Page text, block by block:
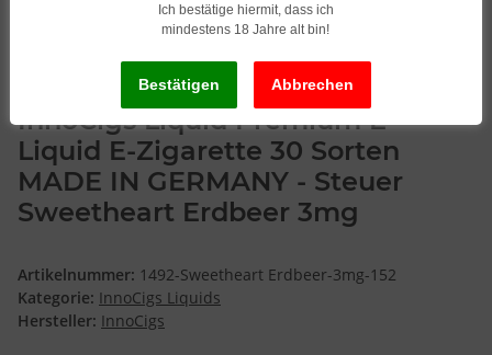
InnoCigs Liquid Premium E-
Liquid E-Zigarette 30 Sorten
MADE IN GERMANY - Steuer
Sweetheart Erdbeer 3mg
Artikelnummer: 1492-Sweetheart Erdbeer-3mg-152
Kategorie: InnoCigs Liquids
Hersteller: InnoCigs
Ich bestätige hiermit, dass ich
mindestens 18 Jahre alt bin!